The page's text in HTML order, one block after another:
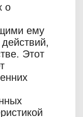
о
ему
Этот